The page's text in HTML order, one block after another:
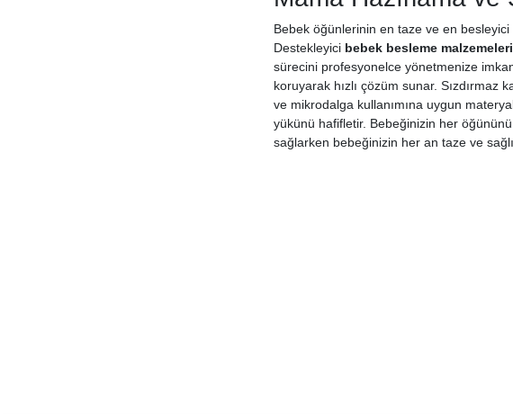
Bebek öğünlerinin en taze ve en besleyici
Destekleyici bebek besleme malzemeleri
sürecini profesyonelce yönetmenize
koruyarak hızlı çözüm sunar.
ve mikrodalga kullanımına uygun
yükünü hafifletir. Bebeğinizin her
sağlarken bebeğinizin her an taze ve